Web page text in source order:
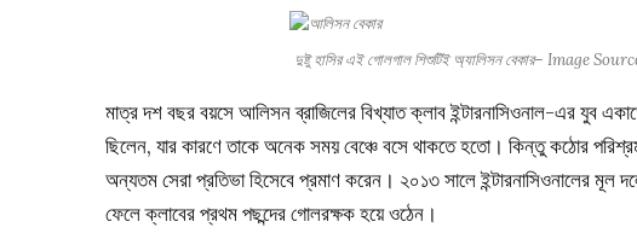
দুষ্টু হাসির এই গোলগাল শিশুটিই অ্যালিসন বেকার–
মাত্র দশ বছর বয়সে আলিসন ব্রাজিলের বিখ্যাত ক্লাব ইন্টারনাসিওনাল-এর যুব
ছিলেন, যার কারণে তাকে অনেক সময় বেঞ্চে বসে থাকতে হতো। কিন্তু কঠোর
অন্যতম সেরা প্রতিভা হিসেবে প্রমাণ করেন। ২০১৩ সালে ইন্টারনাসিওনালের
ফেলে ক্লাবের প্রথম পছন্দের গোলরক্ষক হয়ে ওঠেন।